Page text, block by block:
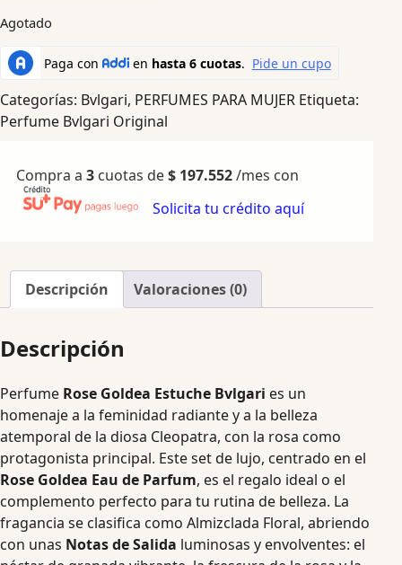
Agotado
Categorías: Bvlgari, PERFUMES PARA MUJER Etiqueta:
Perfume Bvlgari Original
Compra a 3 cuotas de$ 197.552/mes con
Solicita tu crédito aquí
Descripción Valoraciones (0)
Descripción
Perfume Rose Goldea Estuche Bvlgari es un
homenaje a la feminidad radiante y a la belleza
atemporal de la diosa Cleopatra, con la rosa como
protagonista principal. Este set de lujo, centrado en el
Rose Goldea Eau de Parfum, es el regalo ideal o el
complemento perfecto para tu rutina de belleza. La
fragancia se clasifica como Almizclada Floral, abriendo
con unas Notas de Salida luminosas y envolventes: el